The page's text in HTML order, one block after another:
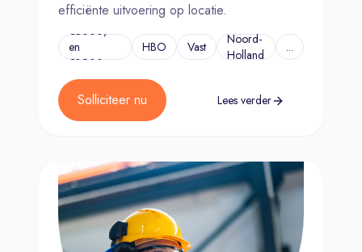
efficiënte uitvoering op locatie.
€3000,-
en
€3900,-
HBO Vast
Noord-
Holland
...
Solliciteer nu Lees verder